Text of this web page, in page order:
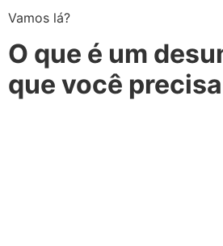
Vamos lá?
O que é um
que você